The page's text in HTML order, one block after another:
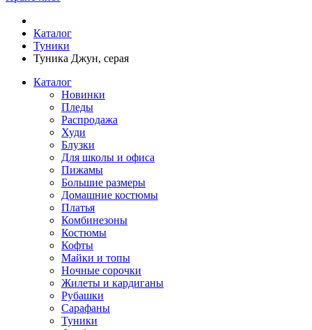
Каталог
Туники
Туника Джун, серая
Каталог
Новинки
Пледы
Распродажа
Худи
Блузки
Для школы и офиса
Пижамы
Большие размеры
Домашние костюмы
Платья
Комбинезоны
Костюмы
Кофты
Майки и топы
Ночные сорочки
Жилеты и кардиганы
Рубашки
Сарафаны
Туники